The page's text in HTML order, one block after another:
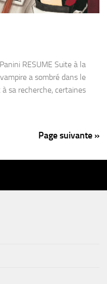
RESUME Suite à la
a sombré dans le
sa recherche, certaines
Page suivante »